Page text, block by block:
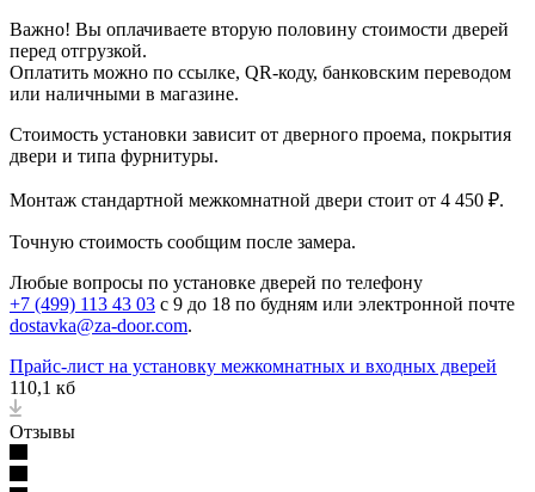
Важно! Вы оплачиваете вторую половину стоимости дверей
перед отгрузкой.
Оплатить можно по ссылке, QR-коду, банковским переводом
или наличными в магазине.
Стоимость установки зависит от дверного проема, покрытия
двери и типа фурнитуры.
Монтаж стандартной межкомнатной двери стоит от 4 450 ₽.
Точную стоимость сообщим после замера.
Любые вопросы по установке дверей по телефону
+7 (499) 113 43 03 с 9 до 18 по будням или электронной почте
dostavka@za-door.com.
Прайс-лист на установку межкомнатных и входных дверей
110,1 кб
Отзывы